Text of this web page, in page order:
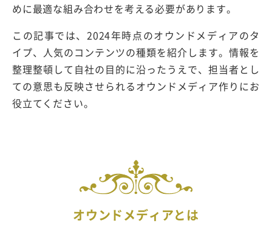
めに最適な組み合わせを考える必要があります。
この記事では、2024年時点のオウンドメディアのタ
イプ、人気のコンテンツの種類を紹介します。情報を
整理整頓して自社の目的に沿ったうえで、担当者とし
ての意思も反映させられるオウンドメディア作りにお
役立てください。
オウンドメディアとは